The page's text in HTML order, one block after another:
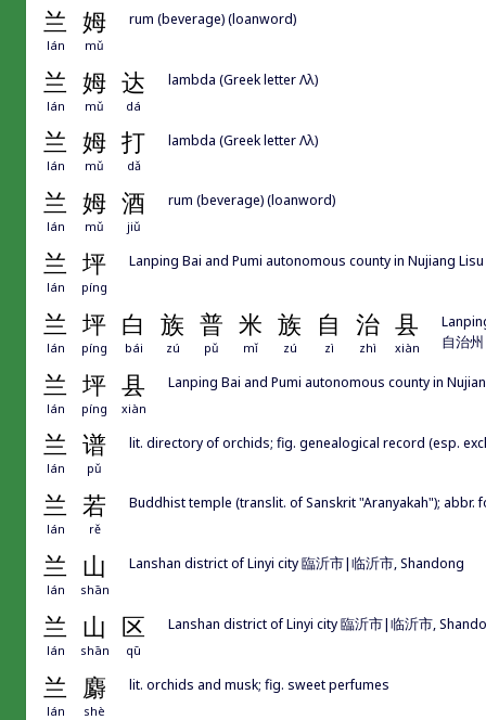
兰 姆
lán mǔ
rum (beverage) (loanword)
兰 姆 达
lán mǔ dá
lambda (Greek letter Λλ)
兰 姆 打
lán mǔ dǎ
lambda (Greek letter Λλ)
兰 姆 酒
lán mǔ jiǔ
rum (beverage) (loanword)
兰 坪
lán píng
Lanping Bai and Pumi autonomous county in Nujiang
兰 坪 白 族 普 米 族 自 治 县
lán píng bái zú pǔ mǐ zú zì zhì xiàn
自治
兰 坪 县
lán píng xiàn
Lanping Bai and Pumi autonomous county in
兰 谱
lán pǔ
lit. directory of orchids; fig. genealogical record (esp.
兰 若
lán rě
Buddhist temple (translit. of Sanskrit "Aranyakah"); abbr.
兰 山
lán shān
Lanshan district of Linyi city 臨沂市|临沂市, Shandong
兰 山 区
lán shān qū
Lanshan district of Linyi city 臨沂市|临沂市,
兰 麝
lán shè
lit. orchids and musk; fig. sweet perfumes